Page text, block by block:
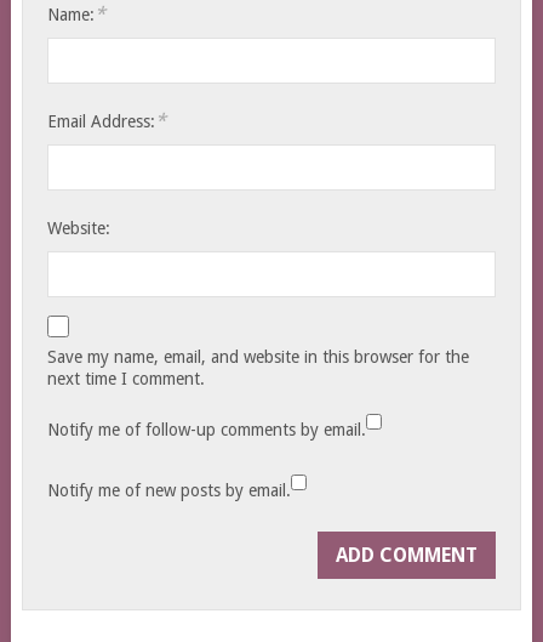
Name: *
Email Address: *
Website:
Save my name, email, and website in this browser for the
next time I comment.
Notify me of follow-up comments by email.
Notify me of new posts by email.